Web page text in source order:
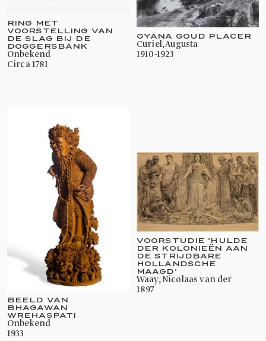
RING MET
VOORSTELLING VAN
DE SLAG BIJ DE
DOGGERSBANK
onbekend
circa 1781
GYANA GOUD PLACER
Curiel, Augusta
1910-1923
BEELD VAN
BHAGAWAN
WREHASPATI
onbekend
1933
VOORSTUDIE 'HULDE
DER KOLONIEËN AAN
DE STRIJDBARE
HOLLANDSCHE
MAAGD'
Waay, Nicolaas van der
1897